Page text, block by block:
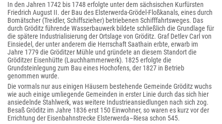
In den Jahren 1742 bis 1748 erfolgte unter dem sächsischen Kurfürsten
Friedrich August II. der Bau des Elsterwerda-Grödel-Floßkanals, eines durch
Bomätscher (Treidler, Schiffszieher) betriebenen Schifffahrtsweges. Das
durch Gröditz führende Wasserbauwerk bildete schließlich die Grundlage für
die spätere Industrialisierung der Ortslage von Gröditz. Graf Detlev Carl von
Einsiedel, der unter anderem die Herrschaft Saathain erbte, erwarb im
Jahre 1779 die Gröditzer Mühle und gründete an diesem Standort die
Gröditzer Eisenhütte (Lauchhammerwerk). 1825 erfolgte die
Grundsteinlegung zum Bau eines Hochofens, der 1827 in Betrieb
genommen wurde.
Die vormals nur aus einigen Häusern bestehende Gemeinde Gröditz wuchs
wie auch einige umliegende Gemeinden in erster Linie durch das sich hier
ansiedelnde Stahlwerk, was weitere Industrieansiedlungen nach sich zog.
Besaß Gröditz im Jahre 1836 erst 150 Einwohner, so waren es kurz vor der
Errichtung der Eisenbahnstrecke Elsterwerda–Riesa schon 545.